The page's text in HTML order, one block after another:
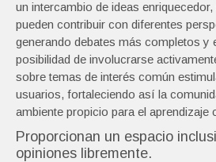
un intercambio de ideas
pueden contribuir con diferentes
generando debates más completos y
posibilidad de involucrarse
sobre temas de interés común
usuarios, fortaleciendo así la
ambiente propicio para el aprendizaje
Proporcionan un espacio
opiniones libremente.